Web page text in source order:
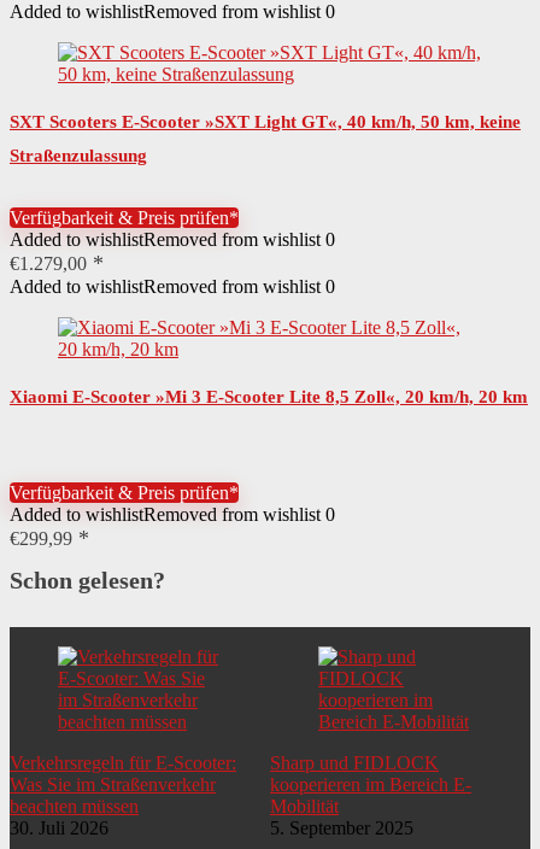
Added to wishlistRemoved from wishlist 0
SXT Scooters E-Scooter »SXT Light GT«, 40 km/h, 50 km, keine
Straßenzulassung
Verfügbarkeit & Preis prüfen*
Added to wishlistRemoved from wishlist 0
€1.279,00
Added to wishlistRemoved from wishlist 0
Xiaomi E-Scooter »Mi 3 E-Scooter Lite 8,5 Zoll«, 20 km/h, 20 km
Verfügbarkeit & Preis prüfen*
Added to wishlistRemoved from wishlist 0
€299,99
Schon gelesen?
Verkehrsregeln für E-Scooter:
Was Sie im Straßenverkehr
beachten müssen
30. Juli 2026
Sharp und FIDLOCK
kooperieren im Bereich E-
Mobilität
5. September 2025